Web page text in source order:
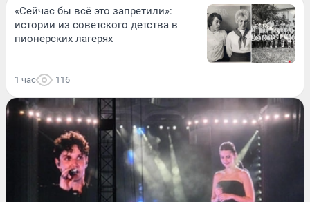
«Сейчас бы всё это запретили»:
истории из советского детства в
пионерских лагерях
1 час 116